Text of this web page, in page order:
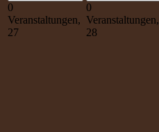
0
Veranstaltungen,
27
0
Veranstaltungen,
28